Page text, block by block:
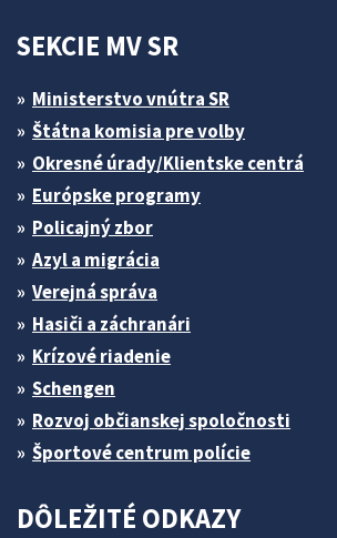
SEKCIE MV SR
Ministerstvo vnútra SR
Štátna komisia pre volby
Okresné úrady/Klientske centrá
Európske programy
Policajný zbor
Azyl a migrácia
Verejná správa
Hasiči a záchranári
Krízové riadenie
Schengen
Rozvoj občianskej spoločnosti
Športové centrum polície
DÔLEŽITÉ ODKAZY